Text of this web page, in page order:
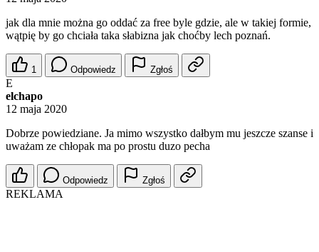
jak dla mnie można go oddać za free byle gdzie, ale w takiej formie,
wątpię by go chciała taka słabizna jak choćby lech poznań.
1 Odpowiedz Zgłoś
E
elchapo
12 maja 2020
Dobrze powiedziane. Ja mimo wszystko dałbym mu jeszcze szanse i
uważam ze chłopak ma po prostu duzo pecha
Odpowiedz Zgłoś
REKLAMA